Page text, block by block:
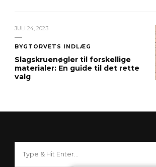
JULI 24, 2023
BYGTORVETS INDLÆG
Slagskruenøgler til forskellige
materialer: En guide til det rette
valg